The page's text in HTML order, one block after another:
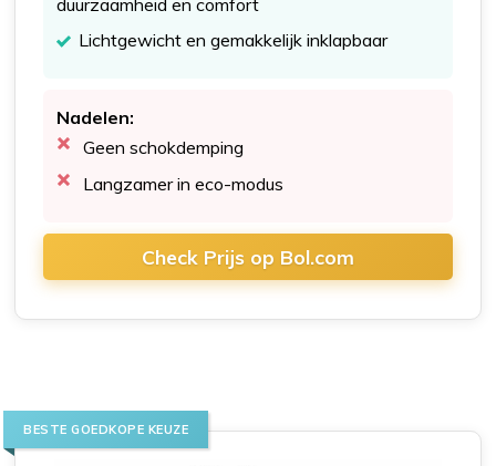
duurzaamheid en comfort
Lichtgewicht en gemakkelijk inklapbaar
Nadelen:
Geen schokdemping
Langzamer in eco-modus
Check Prijs op Bol.com
BESTE GOEDKOPE KEUZE